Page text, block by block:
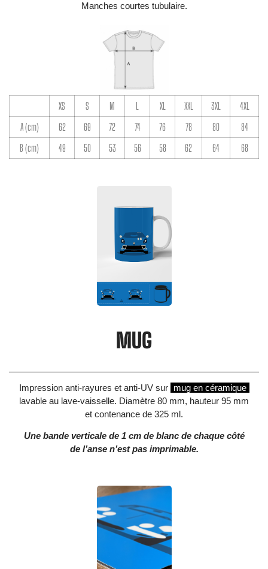
MUG
Impression anti-rayures et anti-UV sur mug en céramique
lavable au lave-vaisselle. Diamètre 80 mm, hauteur 95 mm
et contenance de 325 ml.
Une bande verticale de 1 cm de blanc de chaque côté
de l’anse n’est pas imprimable.
Manches courtes tubulaire.
XS S M L XL XXL 3XL
4XL
A (cm)
62 69 72 74 76 78 80
84
B (cm)
49 50 53 56 58 62 64 68